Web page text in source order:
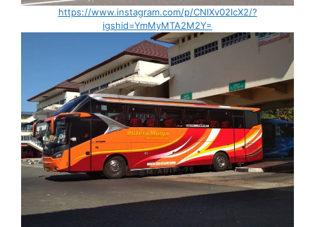
https://www.instagram.com/p/CNlXv02lcX2/?
igshid=YmMyMTA2M2Y=